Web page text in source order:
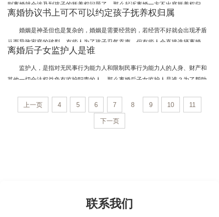
则离婚就会涉及到孩子的抚养权问题了，那么起诉离婚一方不出庭抚养权归
谁？为了帮助大家更好的了解相关法律知识，武汉律师事务所小编整理了相关
的内容，我们一起来了解一下吧。
离婚协议书上可不可以约定孩子抚养权归属
婚姻是神圣但也是复杂的，婚姻是需要经营的，若经营不好就会出现矛盾
从而导致家庭的破裂。有些人为了孩子忍气吞声，但有些人会直接选择离婚。
可是离婚不只是双方当事人会受伤，子女也会，他们的受到的伤害远比想象的
要大。以下就让武汉律师事务所小编为大家带来离婚协议书上可不可以约定孩
子抚养权归属的相关内容，一起来看看吧。
离婚后子女监护人是谁
监护人，是指对无民事行为能力人和限制民事行为能力人的人身、财产和
其他一切合法权益负有监护职责的人。那么离婚后子女监护人是谁？为了帮助
一起来了解一下吧。
上一页 4 5 6 7 8 9 10 11
下一页
联系我们